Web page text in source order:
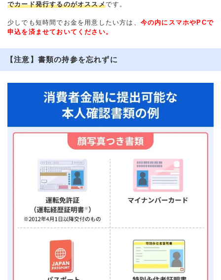
でカード発行するのがオススメです。
少しでも短時間でお金を用意したい方は、 今の内にスマホやPCで
申込を済ませておいてください。
【注意】書類の持参を忘れずに